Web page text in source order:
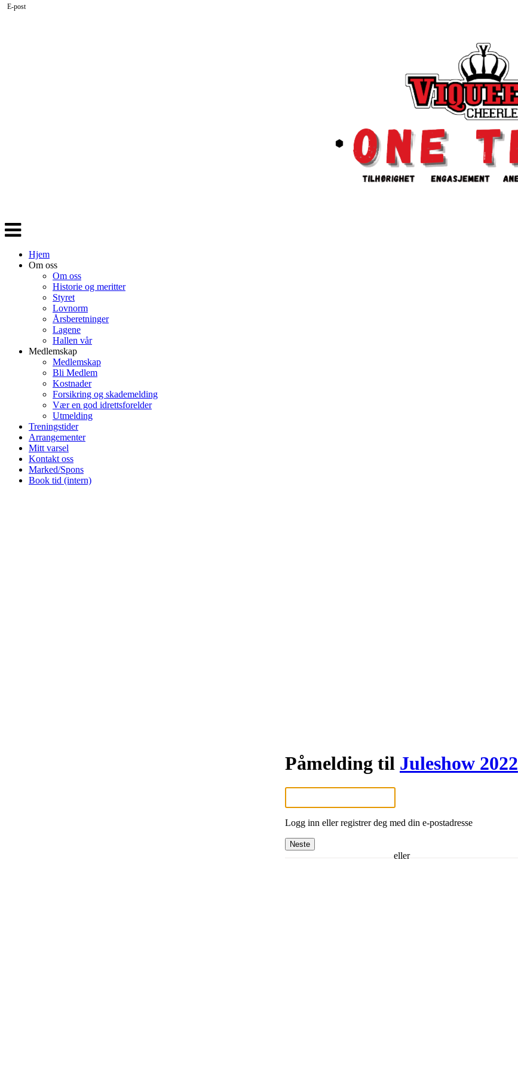
Veksle
navigasjon
Hjem
Om oss
Om oss
Historie og meritter
Styret
Lovnorm
Årsberetninger
Lagene
Hallen vår
Medlemskap
Medlemskap
Bli Medlem
Kostnader
Forsikring og skademelding
Vær en god idrettsforelder
Utmelding
Treningstider
Arrangementer
Mitt varsel
Kontakt oss
Marked/Spons
Book tid (intern)
Påmelding til Juleshow 2022
E-post
Logg inn eller registrer deg med din e-postadresse
Neste
eller